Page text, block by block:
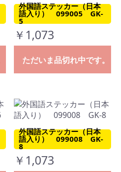
外国語ステッカー（日本
語入り） 099005 GK-
5
￥1,073
ただいま品切れ中です。
外国語ステッカー（日本
語入り） 099008 GK-
8
￥1,073